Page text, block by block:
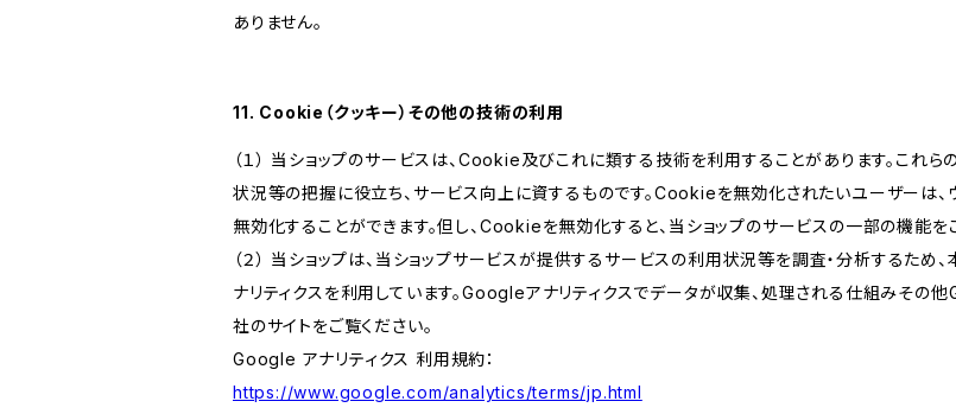
ありません。
11. Cookie（クッキー）その他の技術の利用
（１） 当ショップのサービスは、Cookie及びこれに類する技術を利用することがあります。これ
状況等の把握に役立ち、サービス向上に資するものです。Cookieを無効化されたいユーザーは
無効化することができます。但し、Cookieを無効化すると、当ショップのサービスの一部の機能
（２） 当ショップは、当ショップサービスが提供するサービスの利用状況等を調査・分析する
ナリティクスを利用しています。Googleアナリティクスでデータが収集、処理される仕組みその
社のサイトをご覧ください。
Google アナリティクス 利用規約：
https://www.google.com/analytics/terms/jp.html